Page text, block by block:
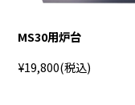
MS30用炉台
¥19,800(税込)